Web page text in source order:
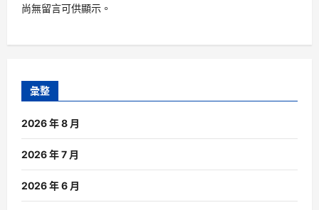
尚無留言可供顯示。
彙整
2026 年 8 月
2026 年 7 月
2026 年 6 月